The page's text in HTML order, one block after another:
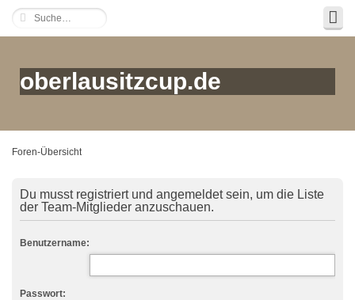
oberlausitzcup.de
Foren-Übersicht
Du musst registriert und angemeldet sein, um die Liste
der Team-Mitglieder anzuschauen.
Benutzername:
Passwort: